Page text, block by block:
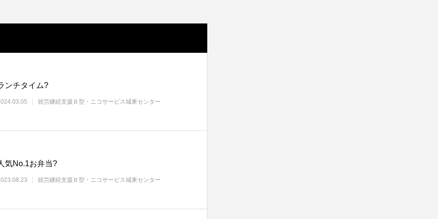
ンチタイム?
就労継続支援Ｂ型・ニコサービス城東センター
気No.1お弁当?
就労継続支援Ｂ型・ニコサービス城東センター